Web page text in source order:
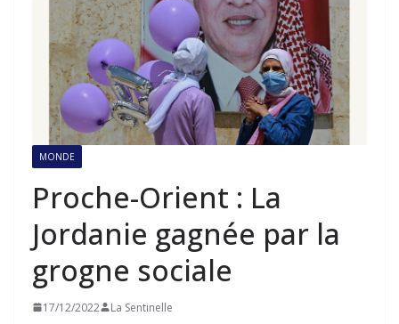
MONDE
Proche-Orient : La
Jordanie gagnée par la
grogne sociale
17/12/2022 La Sentinelle